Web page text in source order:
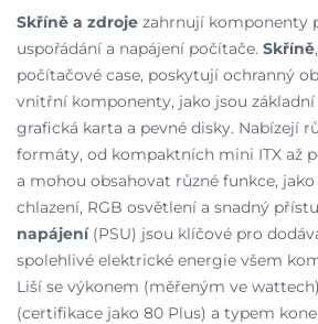
Skříně a zdroje zahrnují komponenty
uspořádání a napájení počítače. Skříně
počítačové case, poskytují ochranný
vnitřní komponenty, jako jsou základní
grafická karta a pevné disky. Nabízejí
formáty, od kompaktních mini ITX až
a mohou obsahovat různé funkce,
chlazení, RGB osvětlení a snadný
napájení(PSU) jsou klíčové pro
spolehlivé elektrické energie všem
Liší se výkonem (měřeným ve
(certifikace jako 80 Plus) a typem